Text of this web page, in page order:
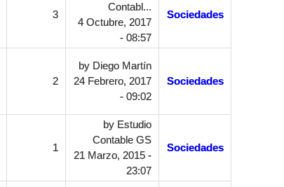
3
Contabl...
4 Octubre, 2017
- 08:57
Sociedades
2
by Diego Martín
24 Febrero, 2017
- 09:02
Sociedades
1
by Estudio
Contable GS
21 Marzo, 2015 -
23:07
Sociedades